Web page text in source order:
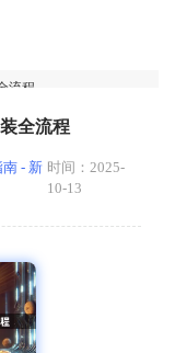
流程
全流程
- 新 时间：2025-
10-13